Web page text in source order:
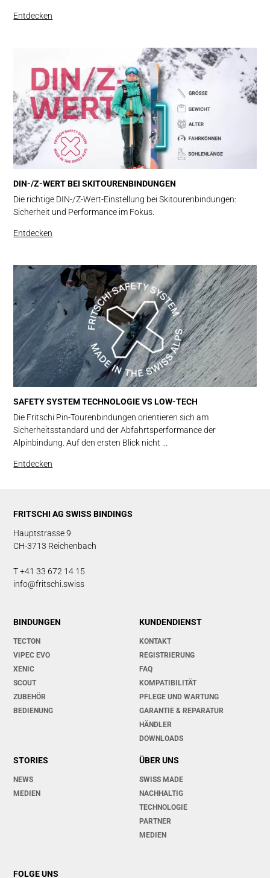
Entdecken
DIN-/Z-WERT BEI SKITOURENBINDUNGEN
Die richtige DIN-/Z-Wert-Einstellung bei Skitourenbindungen:
Sicherheit und Performance im Fokus.
Entdecken
SAFETY SYSTEM TECHNOLOGIE VS LOW-TECH
Die Fritschi Pin-Tourenbindungen orientieren sich am
Sicherheitsstandard und der Abfahrtsperformance der
Alpinbindung. Auf den ersten Blick nicht ...
Entdecken
FRITSCHI AG SWISS BINDINGS
Hauptstrasse 9
CH-3713 Reichenbach
T +41 33 672 14 15
info@fritschi.swiss
BINDUNGEN
TECTON
VIPEC EVO
XENIC
SCOUT
ZUBEHÖR
BEDIENUNG
KUNDENDIENST
KONTAKT
REGISTRIERUNG
FAQ
KOMPATIBILITÄT
PFLEGE UND WARTUNG
GARANTIE & REPARATUR
HÄNDLER
DOWNLOADS
STORIES
NEWS
MEDIEN
ÜBER UNS
SWISS MADE
NACHHALTIG
TECHNOLOGIE
PARTNER
MEDIEN
FOLGE UNS